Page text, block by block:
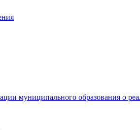
муниципального образования о